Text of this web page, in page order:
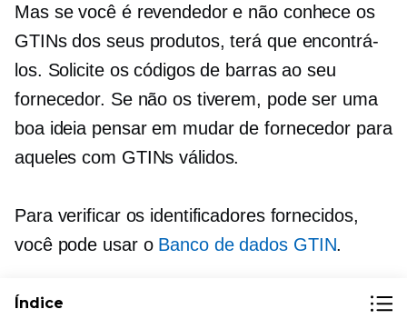
Mas se você é revendedor e não conhece os
GTINs dos seus produtos, terá que encontrá-
los. Solicite os códigos de barras ao seu
fornecedor. Se não os tiverem, pode ser uma
boa ideia pensar em mudar de fornecedor para
aqueles com GTINs válidos.
Para verificar os identificadores fornecidos,
você pode usar o Banco de dados GTIN.
Não trapaceie
Índice